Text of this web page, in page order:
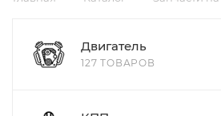
Двигатель
127 ТОВАРОВ